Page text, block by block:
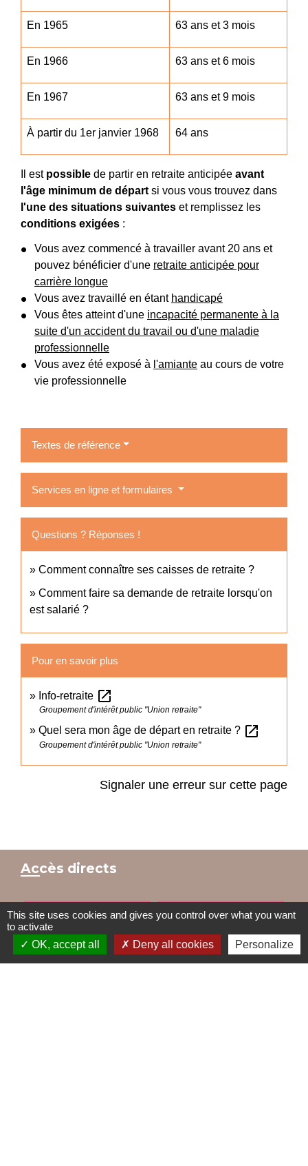
En 1965 63 ans et 3 mois
En 1966 63 ans et 6 mois
En 1967 63 ans et 9 mois
À partir du 1er janvier 1968 64 ans
Il est possible de partir en retraite anticipée avant
l'âge minimum de départ si vous vous trouvez dans
l'une des situations suivantes et remplissez les
conditions exigées :
Vous avez commencé à travailler avant 20 ans et
pouvez bénéficier d'une retraite anticipée pour
carrière longue
Vous avez travaillé en étant handicapé
Vous êtes atteint d'une incapacité permanente à la
suite d'un accident du travail ou d'une maladie
professionnelle
Vous avez été exposé à l'amiante au cours de votre
vie professionnelle
Textes de référence
Services en ligne et formulaires
Questions ? Réponses !
Comment connaître ses caisses de retraite ?
Comment faire sa demande de retraite lorsqu'on
est salarié ?
Pour en savoir plus
Info-retraite open_in_new
Groupement d'intérêt public "Union retraite"
Quel sera mon âge de départ en retraite ? open_in_new
Groupement d'intérêt public "Union retraite"
Signaler une erreur sur cette page
Accès directs
BULLETIN MUNICIPAL
import_contacts local_dining
This site uses cookies and gives you control over what you want
to activate
OK, accept all
Deny all cookies Personalize